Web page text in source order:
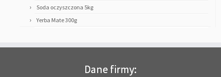
Soda oczyszczona 5kg
Yerba Mate 300g
Dane firmy: